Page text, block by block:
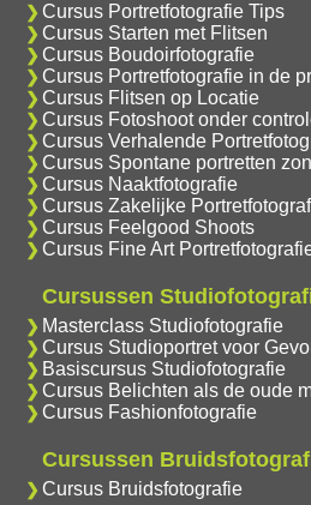
Cursus Portretfotografie Tips
Cursus Starten met Flitsen
Cursus Boudoirfotografie
Cursus Portretfotografie in de
Cursus Flitsen op Locatie
Cursus Fotoshoot onder
Cursus Verhalende
Cursus Spontane portretten
Cursus Naaktfotografie
Cursus Zakelijke
Cursus Feelgood Shoots
Cursus Fine Art
Cursussen
Masterclass Studiofotografie
Cursus Studioportret voor
Basiscursus Studiofotografie
Cursus Belichten als de oude
Cursus Fashionfotografie
Cursussen
Cursus Bruidsfotografie